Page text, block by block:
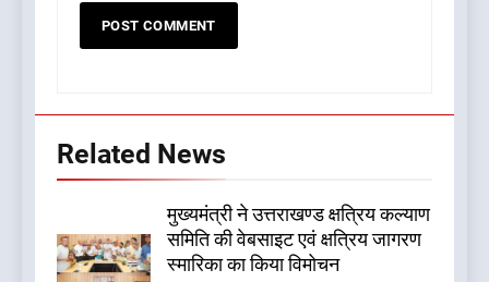
Related News
मुख्यमंत्री ने उत्तराखण्ड क्षत्रिय कल्याण
समिति की वेबसाइट एवं क्षत्रिय जागरण
स्मारिका का किया विमोचन